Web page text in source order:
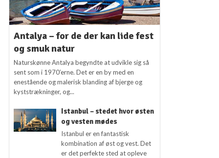
Antalya – for de der kan lide fest
og smuk natur
Naturskønne Antalya begyndte at udvikle sig så
sent som i 1970’erne. Det er en by med en
enestående og malerisk blanding af bjerge og
kyststrækninger, og...
Istanbul – stedet hvor østen
og vesten mødes
Istanbul er en fantastisk
kombination af øst og vest. Det
er det perfekte sted at opleve